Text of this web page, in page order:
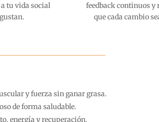
tu vida social
feedback continuos y
que cada cambio
y fuerza sin ganar grasa.
de forma saludable.
energía y recuperación.